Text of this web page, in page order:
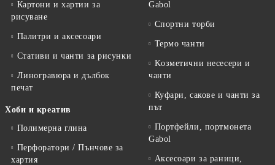
Картони и хартии за
рисуване
Палитри и аксесоари
Стативи и чанти за рисунки
Линогравюра и дълбок
печат
Хоби и креатив
Полимерна глина
Перфоратори / Пънчове за
хартия
Gabol
Спортни торби
Термо чанти
Kозметични несесери и
чанти
Куфари, сакове и чанти за
път
Портфейли, портмонета
Gabol
Аксесоари за раници,